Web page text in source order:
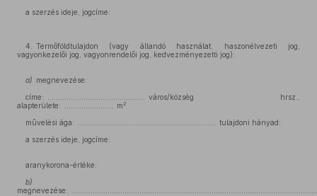
a szerzés ideje, jogcíme:
4. Termőföldtulajdon (vagy állandó használat, haszonélvezeti jog,
vagyonkezelői jog, vagyonrendelői jog, kedvezményezetti jog):
a) megnevezése:
címe: .............................................. város/község hrsz.,
alapterülete: ....................... m 2
művelési ága: ................................................................. tulajdoni hányad:
a szerzés ideje, jogcíme:
aranykorona-értéke:
b)
megnevezése: